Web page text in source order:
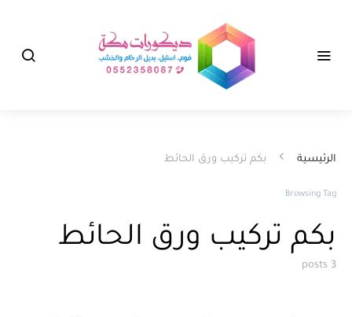
الرئيسية بكم تركيب ورق الحائط
Browsing Tag
بكم تركيب ورق الحائط
3 posts